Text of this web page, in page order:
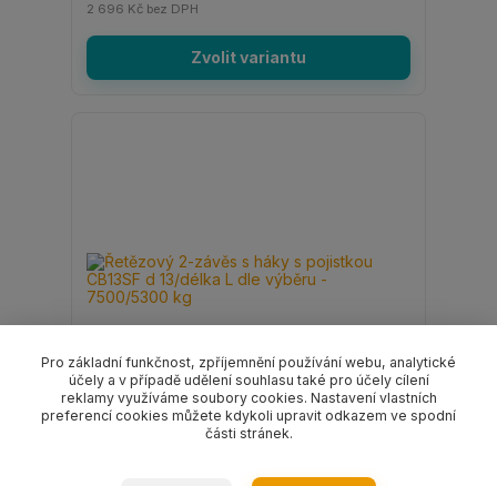
2 696 Kč bez DPH
Zvolit variantu
d 13/délka L dle výběru - 7500/5300 kg
Pro základní funkčnost, zpříjemnění používání webu, analytické
účely a v případě udělení souhlasu také pro účely cílení
reklamy využíváme soubory cookies. Nastavení vlastních
preferencí cookies můžete kdykoli upravit odkazem ve spodní
části stránek.